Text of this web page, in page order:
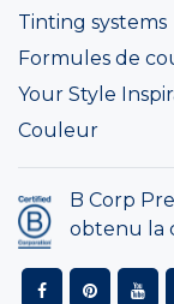
Tinting systems
Formules de
Your Style
Couleur
B Corp
obtenu la